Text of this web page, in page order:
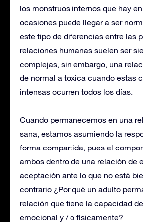
los monstruos internos que hay
ocasiones puede llegar a ser
este tipo de diferencias entre las
relaciones humanas suelen ser
complejas, sin embargo, una
de normal a toxica cuando estas
intensas ocurren todos los días.
Cuando permanecemos en una
sana, estamos asumiendo la
forma compartida, pues el
ambos dentro de una relación de
aceptación ante lo que no está
contrario ¿Por qué un adulto
relación que tiene la capacidad
emocional y / o físicamente?